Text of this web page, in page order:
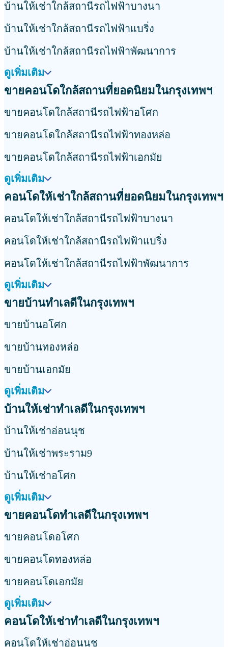
บ้านให้เช่าใกล้สถานีรถไฟฟ้าบางนา
บ้านให้เช่าใกล้สถานีรถไฟฟ้าแบริ่ง
บ้านให้เช่าใกล้สถานีรถไฟฟ้าพัฒนาการ
ดูเพิ่มเติม
ขายคอนโดใกล้สถานที่ยอดนิยมในกรุงเทพฯ
ขายคอนโดใกล้สถานีรถไฟฟ้าอโศก
ขายคอนโดใกล้สถานีรถไฟฟ้าทองหล่อ
ขายคอนโดใกล้สถานีรถไฟฟ้าเอกมัย
ดูเพิ่มเติม
คอนโดให้เช่าใกล้สถานที่ยอดนิยมในกรุงเทพฯ
คอนโดให้เช่าใกล้สถานีรถไฟฟ้าบางนา
คอนโดให้เช่าใกล้สถานีรถไฟฟ้าแบริ่ง
คอนโดให้เช่าใกล้สถานีรถไฟฟ้าพัฒนาการ
ดูเพิ่มเติม
ขายบ้านทำเลดีในกรุงเทพฯ
ขายบ้านอโศก
ขายบ้านทองหล่อ
ขายบ้านเอกมัย
ดูเพิ่มเติม
บ้านให้เช่าทำเลดีในกรุงเทพฯ
บ้านให้เช่าอ่อนนุช
บ้านให้เช่าพระราม9
บ้านให้เช่าอโศก
ดูเพิ่มเติม
ขายคอนโดทำเลดีในกรุงเทพฯ
ขายคอนโดอโศก
ขายคอนโดทองหล่อ
ขายคอนโดเอกมัย
ดูเพิ่มเติม
คอนโดให้เช่าทำเลดีในกรุงเทพฯ
คอนโดให้เช่าอ่อนนุช